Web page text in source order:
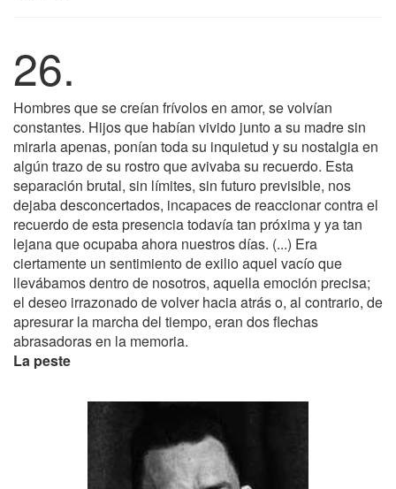
26.
Hombres que se creían frívolos en amor, se volvían
constantes. Hijos que habían vivido junto a su madre sin
mirarla apenas, ponían toda su inquietud y su nostalgia en
algún trazo de su rostro que avivaba su recuerdo. Esta
separación brutal, sin límites, sin futuro previsible, nos
dejaba desconcertados, incapaces de reaccionar contra el
recuerdo de esta presencia todavía tan próxima y ya tan
lejana que ocupaba ahora nuestros días. (...) Era
ciertamente un sentimiento de exilio aquel vacío que
llevábamos dentro de nosotros, aquella emoción precisa;
el deseo irrazonado de volver hacia atrás o, al contrario, de
apresurar la marcha del tiempo, eran dos flechas
abrasadoras en la memoria.
La peste